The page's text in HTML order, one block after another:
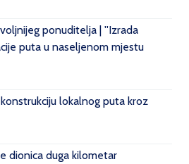
ponuditelja | ''Izrada
puta u naseljenom mjestu
lokalnog puta kroz
dionica duga kilometar